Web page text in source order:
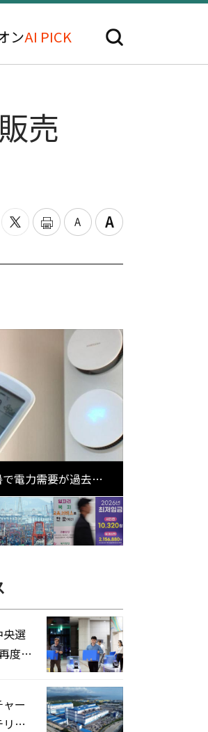
ンAI PICK
売
電力需要が過去最
に需給対応体制を点
央選
度家
ー
ー